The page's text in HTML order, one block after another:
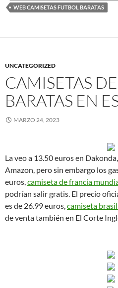
WEB CAMISETAS FUTBOL BARATAS
UNCATEGORIZED
CAMISETAS
BARATAS EN
MARZO 24, 2023
La veo a 13.50 euros en
Amazon, pero sin embargo los
euros,camiseta de francia
podrían salir gratis. El precio
es de 26.99 euros,camiseta
de venta también en El Corte